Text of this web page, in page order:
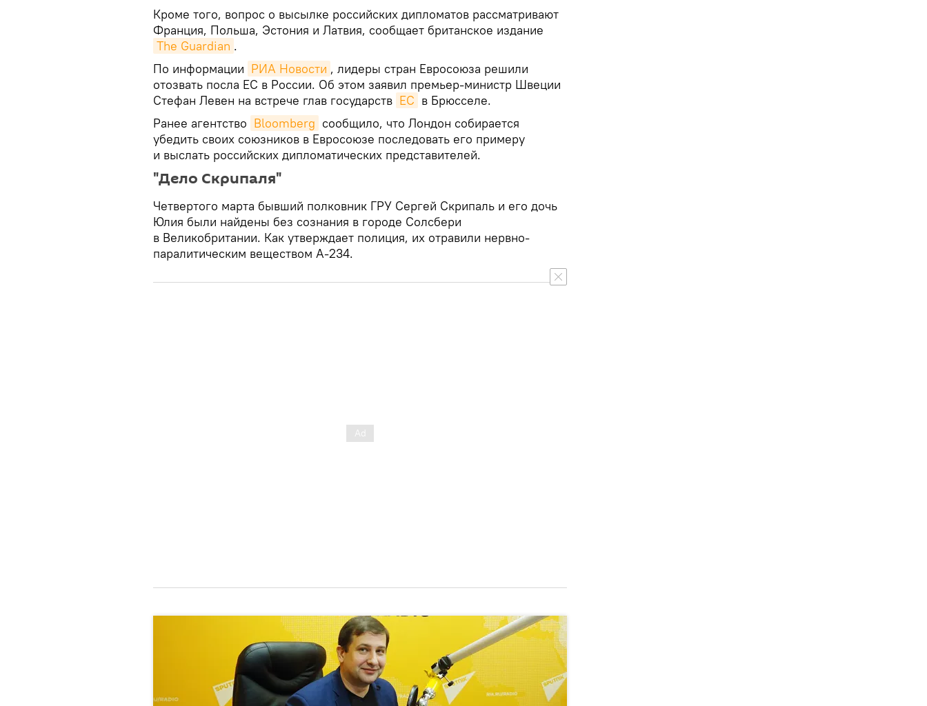
Кроме того, вопрос о высылке российских дипломатов рассматривают
Франция, Польша, Эстония и Латвия, сообщает британское издание
The Guardian .
По информации РИА Новости , лидеры стран Евросоюза решили
отозвать посла ЕС в России. Об этом заявил премьер-министр Швеции
Стефан Левен на встрече глав государств ЕС в Брюсселе.
Ранее агентство Bloomberg сообщило, что Лондон собирается
убедить своих союзников в Евросоюзе последовать его примеру
и выслать российских дипломатических представителей.
"Дело Скрипаля"
Четвертого марта бывший полковник ГРУ Сергей Скрипаль и его дочь
Юлия были найдены без сознания в городе Солсбери
в Великобритании. Как утверждает полиция, их отравили нервно-
паралитическим веществом А-234.